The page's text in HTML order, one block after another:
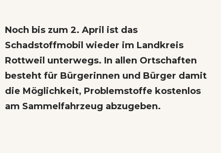
Noch bis zum 2. April ist das
Schadstoffmobil wieder im Landkreis
Rottweil unterwegs. In allen Ortschaften
besteht für Bürgerinnen und Bürger damit
die Möglichkeit, Problemstoffe kostenlos
am Sammelfahrzeug abzugeben.